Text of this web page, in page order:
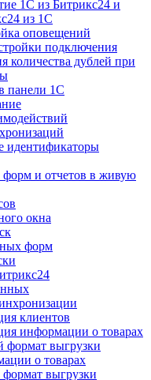
1С из Битрикс24 и
из 1С
оповещений
подключения
количества дублей при
панели 1С
идентификаторы
форм и отчетов в живую
окна
форм
клиентов
информации о товарах
формат выгрузки
о товарах
выгрузки